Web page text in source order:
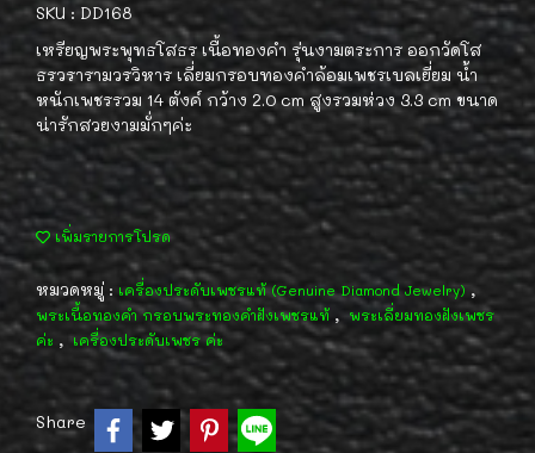
SKU : DD168
เหรียญพระพุทธโสธร เนื้อทองคำ รุ่นงามตระการ ออกวัดโส
ธรวรารามวรวิหาร เลี่ยมกรอบทองคำล้อมเพชรเบลเยี่ยม น้ำ
หนักเพชรรวม 14 ตังค์ กว้าง 2.0 cm สูงรวมห่วง 3.3 cm ขนาด
น่ารักสวยงามมั่กๆค่ะ
เพิ่มรายการโปรด
หมวดหมู่ : เครื่องประดับเพชรแท้ (Genuine Diamond Jewelry) ,
พระเนื้อทองคำ กรอบพระทองคำฝังเพชรแท้ , พระเลี่ยมทองฝังเพชร
ค่ะ , เครื่องประดับเพชร ค่ะ
Share